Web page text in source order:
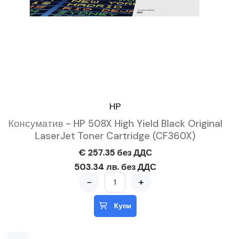
HP
Консуматив - HP 508X High Yield Black Original
LaserJet Toner Cartridge (CF360X)
€ 257.35 без ДДС
503.34 лв. без ДДС
- +
Купи